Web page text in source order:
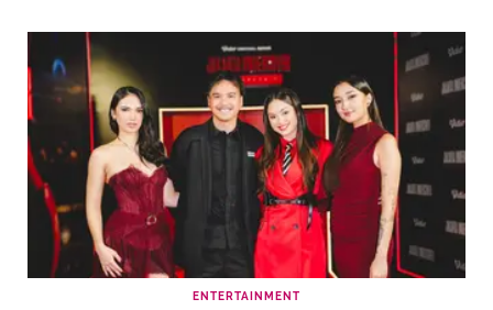
ENTERTAINMENT